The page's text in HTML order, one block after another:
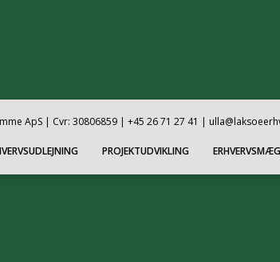
ApS | Cvr: 30806859 | +45 26 71 27 41 |
PROJEKTUDVIKLING